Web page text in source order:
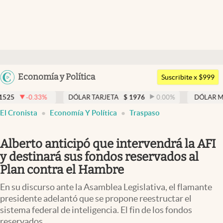
Argentina
Uruguay
Economía y Política
Members
Economía y Política
Finanzas y Mercados
Negocios
Columnistas
Otras secciones
Apertura
Suscribite x $999
% DÓLAR TARJETA $ 1976 0.00% DÓLAR MEP $
El Cronista Economía Y Política Traspaso
Alberto anticipó que intervendrá la AFI
y destinará sus fondos reservados al
Plan contra el Hambre
En su discurso ante la Asamblea Legislativa, el flamante
presidente adelantó que se propone reestructar el
sistema federal de inteligencia. El fin de los fondos